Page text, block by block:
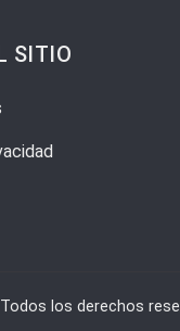
SITIO
los derechos